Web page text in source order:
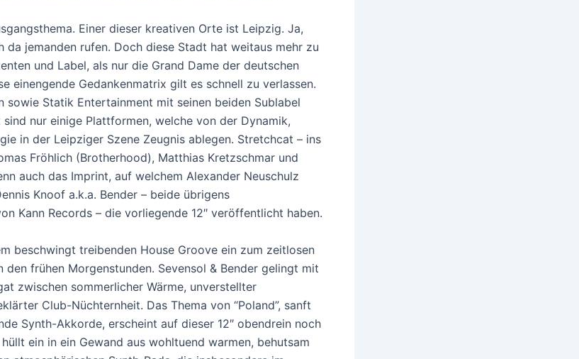
Einer dieser kreativen Orte ist Leipzig. Ja,
da jemanden rufen. Doch diese Stadt hat weitaus mehr zu
und Label, als nur die Grand Dame der deutschen
einengende Gedankenmatrix gilt es schnell zu verlassen.
sowie Statik Entertainment mit seinen beiden Sublabel
nur einige Plattformen, welche von der Dynamik,
in der Leipziger Szene Zeugnis ablegen. Stretchcat – ins
Fröhlich (Brotherhood), Matthias Kretzschmar und
auch das Imprint, auf welchem Alexander Neuschulz
Knoof a.k.a. Bender – beide übrigens
Kann Records – die vorliegende 12″ veröffentlicht haben.
beschwingt treibenden House Groove ein zum zeitlosen
den frühen Morgenstunden. Sevensol & Bender gelingt mit
zwischen sommerlicher Wärme, unverstellter
Club-Nüchternheit. Das Thema von “Poland”, sanft
Synth-Akkorde, erscheint auf dieser 12″ obendrein noch
hüllt ein in ein Gewand aus wohltuend warmen, behutsam